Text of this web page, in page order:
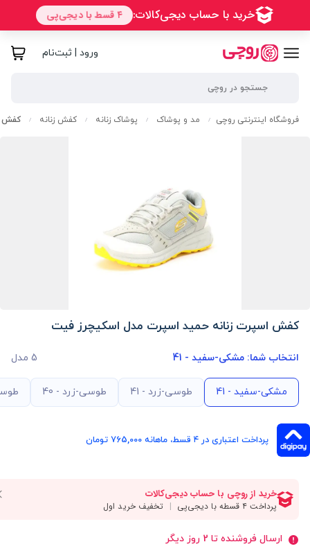
ورود | ثبت‌نام
فروشگاه اینترنتی روچی / مد و پوشاک / پوشاک زنانه / کفش زنانه / کفش
کفش اسپرت زنانه حمید اسپرت مدل اسکیچرز فیت
انتخاب شما: مشکی-سفید - 41 5 مدل
مشکی-سفید - 41 طوسی-زرد - 41 طوسی-زرد - 40
پرداخت اعتباری در ۴ قسط، ماهانه 765,000 تومان
ارسال فروشنده تا 2 روز دیگر